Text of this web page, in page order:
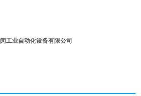
工业自动化设备有限公司